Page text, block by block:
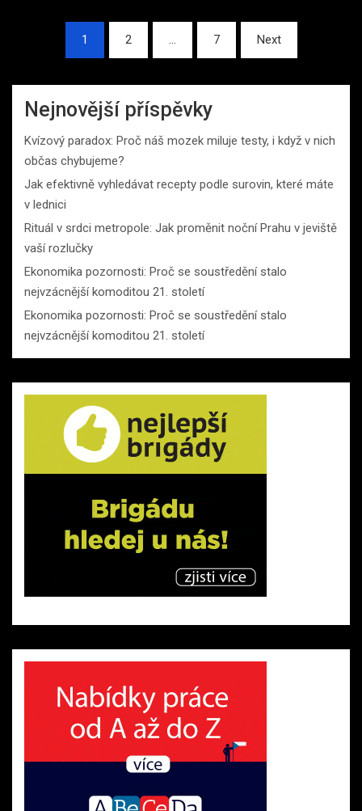
Stránkování
příspěvků
1 2 … 7 Next
Nejnovější příspěvky
Kvízový paradox: Proč náš mozek miluje testy, i když v nich
občas chybujeme?
Jak efektivně vyhledávat recepty podle surovin, které máte
v lednici
Rituál v srdci metropole: Jak proměnit noční Prahu v jeviště
vaší rozlučky
Ekonomika pozornosti: Proč se soustředění stalo
nejvzácnější komoditou 21. století
Ekonomika pozornosti: Proč se soustředění stalo
nejvzácnější komoditou 21. století